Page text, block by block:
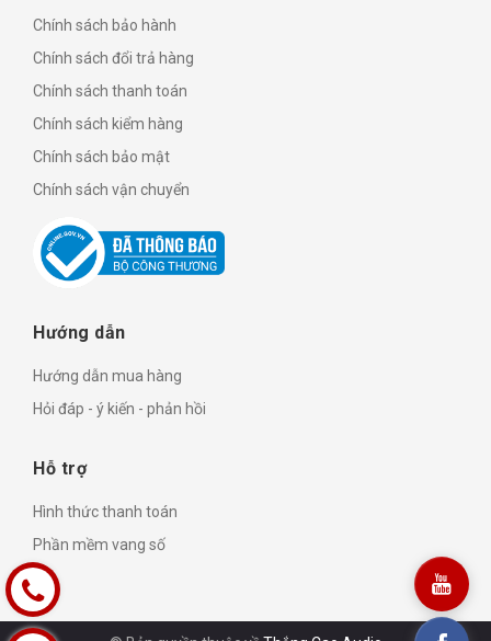
Chính sách bảo hành
Chính sách đổi trả hàng
Chính sách thanh toán
Chính sách kiểm hàng
Chính sách bảo mật
Chính sách vận chuyển
Hướng dẫn
Hướng dẫn mua hàng
Hỏi đáp - ý kiến - phản hồi
Hỗ trợ
Hình thức thanh toán
Phần mềm vang số